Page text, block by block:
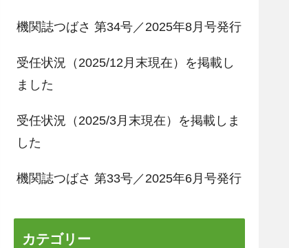
機関誌つばさ 第34号／2025年8月号発行
受任状況（2025/12月末現在）を掲載し
ました
受任状況（2025/3月末現在）を掲載しま
した
機関誌つばさ 第33号／2025年6月号発行
カテゴリー